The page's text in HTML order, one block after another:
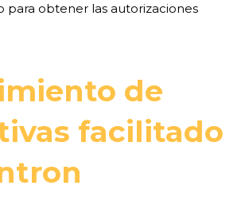
para obtener las autorizaciones
de
facilitado